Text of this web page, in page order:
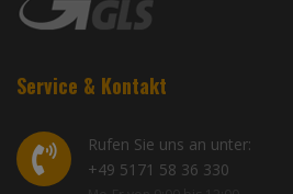
Service & Kontakt
Rufen Sie uns an unter:
+49 5171 58 36 330